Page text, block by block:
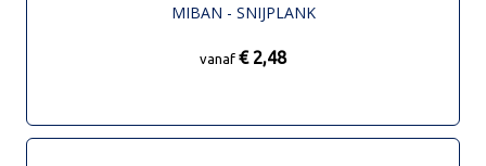
MIBAN - SNIJPLANK
vanaf € 2,48